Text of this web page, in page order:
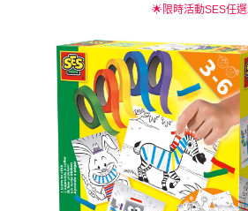
🌟限時活動SES任